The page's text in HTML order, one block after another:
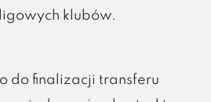
klubów.
do finalizacji transferu